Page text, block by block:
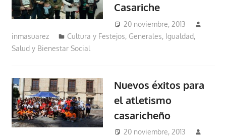
Casariche
20 noviembre, 2013
inmasuarez
Cultura y Festejos, Generales, Igualdad,
Salud y Bienestar Social
Nuevos éxitos para
el atletismo
casaricheño
20 noviembre, 2013